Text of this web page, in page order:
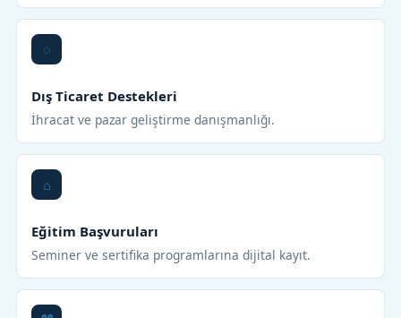
Dış Ticaret Destekleri
İhracat ve pazar geliştirme danışmanlığı.
Eğitim Başvuruları
Seminer ve sertifika programlarına dijital kayıt.